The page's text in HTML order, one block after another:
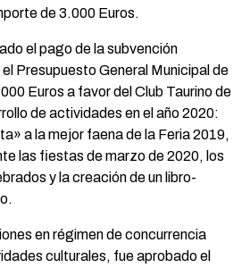
de 3.000 Euros.
el pago de la subvención
Presupuesto General Municipal de
Euros a favor del Club Taurino de
de actividades en el año 2020:
a la mejor faena de la Feria 2019,
las fiestas de marzo de 2020, los
y la creación de un libro-
en régimen de concurrencia
culturales, fue aprobado el